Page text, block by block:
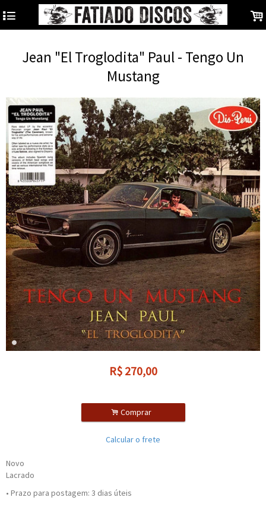
4 .
Jean "El Troglodita" Paul - Tengo Un
Mustang
R$ 270,00
. Comprar
Calcular o frete
Novo
Lacrado
• Prazo para postagem: 3 dias úteis